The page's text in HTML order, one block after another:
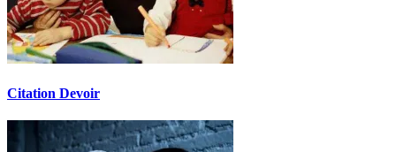
Citation Devoir